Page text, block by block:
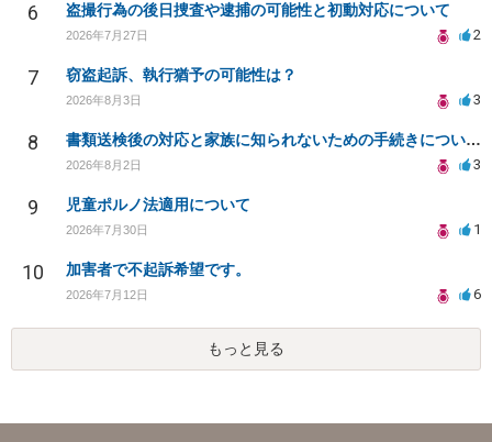
6 盗撮行為の後日捜査や逮捕の可能性と初動対応について
2026年7月27日 2
7 窃盗起訴、執行猶予の可能性は？
2026年8月3日 3
8 書類送検後の対応と家族に知られないための手続きについて相談
2026年8月2日 3
9 児童ポルノ法適用について
2026年7月30日 1
10 加害者で不起訴希望です。
2026年7月12日 6
もっと見る